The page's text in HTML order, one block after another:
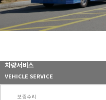
차량서비스
VEHICLE SERVICE
보증수리